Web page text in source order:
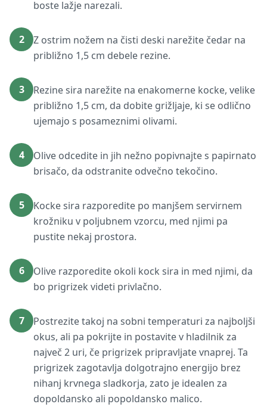
boste lažje narezali.
2
Z ostrim nožem na čisti deski narežite čedar na
približno 1,5 cm debele rezine.
3
Rezine sira narežite na enakomerne kocke, velike
približno 1,5 cm, da dobite grižljaje, ki se odlično
ujemajo s posameznimi olivami.
4
Olive odcedite in jih nežno popivnajte s papirnato
brisačo, da odstranite odvečno tekočino.
5
Kocke sira razporedite po manjšem servirnem
krožniku v poljubnem vzorcu, med njimi pa
pustite nekaj prostora.
6
Olive razporedite okoli kock sira in med njimi, da
bo prigrizek videti privlačno.
7
Postrezite takoj na sobni temperaturi za najboljši
okus, ali pa pokrijte in postavite v hladilnik za
največ 2 uri, če prigrizek pripravljate vnaprej. Ta
prigrizek zagotavlja dolgotrajno energijo brez
nihanj krvnega sladkorja, zato je idealen za
dopoldansko ali popoldansko malico.